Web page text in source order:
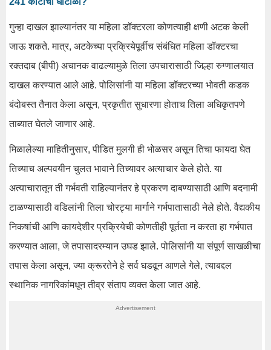
गुन्हा दाखल झाल्यानंतर या महिला डॉक्टरला कोणत्याही क्षणी अटक केली
जाऊ शकते. मात्र, अटकेच्या प्रक्रियेपूर्वीच संबंधित महिला डॉक्टरचा
रक्तदाब (बीपी) अचानक वाढल्यामुळे तिला उपचारासाठी जिल्हा रुग्णालयात
दाखल करण्यात आले आहे. पोलिसांनी या महिला डॉक्टरच्या भोवती कडक
बंदोबस्त तैनात केला असून, प्रकृतीत सुधारणा होताच तिला अधिकृतपणे
ताब्यात घेतले जाणार आहे.
मिळालेल्या माहितीनुसार, पीडित मुलगी ही भोळसर असून तिचा फायदा घेत
तिच्याच अल्पवयीन चुलत भावाने तिच्यावर अत्याचार केले होते. या
अत्याचारातून ती गर्भवती राहिल्यानंतर हे प्रकरण दाबण्यासाठी आणि बदनामी
टाळण्यासाठी वडिलांनी तिला चोरट्या मार्गाने गर्भपातासाठी नेले होते. वैद्यकीय
निकषांची आणि कायदेशीर प्रक्रियेची कोणतीही पूर्तता न करता हा गर्भपात
करण्यात आला, जे तपासादरम्यान उघड झाले. पोलिसांनी या संपूर्ण साखळीचा
तपास केला असून, ज्या क्रूरतेने हे सर्व घडवून आणले गेले, त्याबद्दल
स्थानिक नागरिकांमधून तीव्र संताप व्यक्त केला जात आहे.